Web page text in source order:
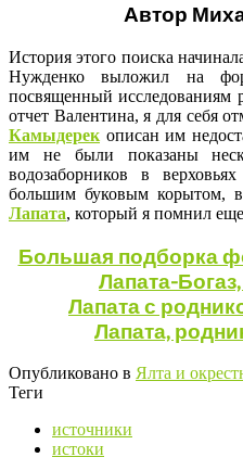
Автор
История этого поиска
Нужденко выложил на
посвященный
отчет Валентина, я для себя
Камыдерек описан им
им не были показаны
водозаборников в
большим буковым корытом,
Лапата, который я помнил еще
Большая подборка
Лапата-
Лапата с
Лапата,
Опубликовано в Ялта и
Теги
источники
истоки